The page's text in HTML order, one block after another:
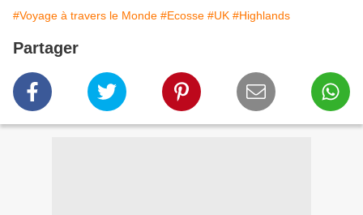
#Voyage à travers le Monde #Ecosse #UK #Highlands
Partager